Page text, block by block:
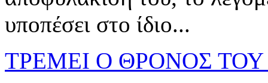
υποπέσει στο ίδιο...
ΤΡΕΜΕΙ Ο ΘΡΟΝΟΣ